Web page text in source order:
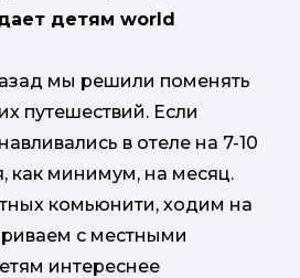
детям world
мы решили поменять
путешествий. Если
в отеле на 7-10
как минимум, на месяц.
комьюнити, ходим на
с местными
интереснее